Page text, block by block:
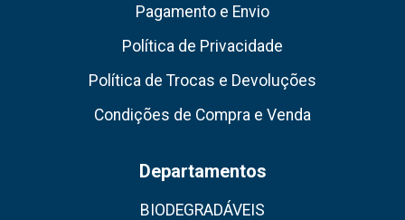
Pagamento e Envio
Política de Privacidade
Política de Trocas e Devoluções
Condições de Compra e Venda
Departamentos
BIODEGRADÁVEIS